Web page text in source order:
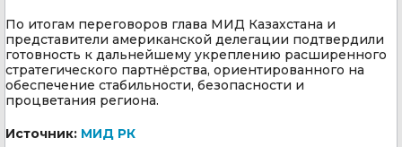
По итогам переговоров глава МИД Казахстана и
представители американской делегации подтвердили
готовность к дальнейшему укреплению расширенного
стратегического партнёрства, ориентированного на
обеспечение стабильности, безопасности и
процветания региона.
Источник: МИД РК